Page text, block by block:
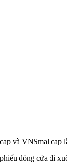
và VNSmallcap
đóng cửa đi